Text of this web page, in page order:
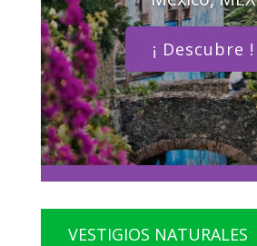
¡ Descubre !
VESTIGIOS NATURALES